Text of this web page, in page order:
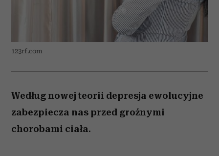
123rf.com
Według nowej teorii depresja ewolucyjne
zabezpiecza nas przed groźnymi
chorobami ciała.